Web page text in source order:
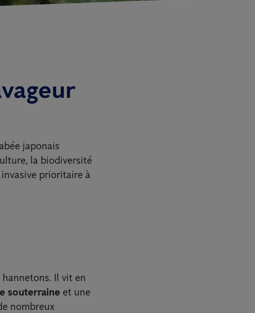
japonais
la biodiversité
prioritaire à
hannetons. Il vit en
souterraine et une
nombreux